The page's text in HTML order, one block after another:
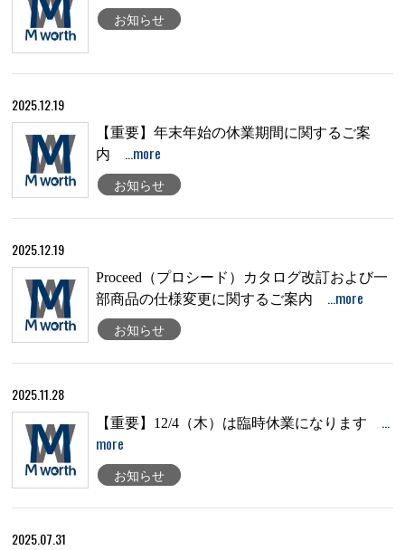
お知らせ
2025.12.19
【重要】年末年始の休業期間に関するご案
内 …more
お知らせ
2025.12.19
Proceed（プロシード）カタログ改訂および一
部商品の仕様変更に関するご案内 …more
お知らせ
2025.11.28
【重要】12/4（木）は臨時休業になります …
more
お知らせ
2025.07.31